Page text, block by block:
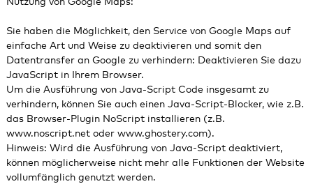
Nutzung von Google Maps:
Sie haben die Möglichkeit, den Service von Google Maps auf
einfache Art und Weise zu deaktivieren und somit den
Datentransfer an Google zu verhindern: Deaktivieren Sie dazu
JavaScript in Ihrem Browser.
Um die Ausführung von Java-Script Code insgesamt zu
verhindern, können Sie auch einen Java-Script-Blocker, wie z.B.
das Browser-Plugin NoScript installieren (z.B.
www.noscript.net oder www.ghostery.com).
Hinweis: Wird die Ausführung von Java-Script deaktiviert,
können möglicherweise nicht mehr alle Funktionen der Website
vollumfänglich genutzt werden.